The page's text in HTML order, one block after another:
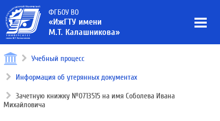
ФГБОУ ВО
«ИжГТУ имени
М.Т. Калашникова»
Учебный процесс
Информация об утерянных документах
Зачетную книжку №0713515 на имя Соболева Ивана
Михайловича